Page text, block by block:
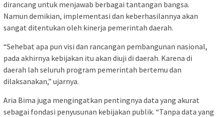
dirancang untuk menjawab berbagai tantangan bangsa.
Namun demikian, implementasi dan keberhasilannya akan
sangat ditentukan oleh kinerja pemerintah daerah.
“Sehebat apa pun visi dan rancangan pembangunan nasional,
pada akhirnya kebijakan itu akan diuji di daerah. Karena di
daerah lah seluruh program pemerintah bertemu dan
dilaksanakan,” ujarnya.
Aria Bima juga mengingatkan pentingnya data yang akurat
sebagai fondasi penyusunan kebijakan publik. “Tanpa data yang